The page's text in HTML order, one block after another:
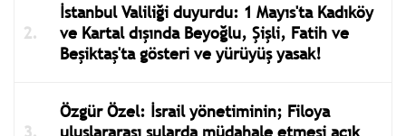
İstanbul Valiliği duyurdu: 1 Mayıs'ta Kadıköy
ve Kartal dışında Beyoğlu, Şişli, Fatih ve
Beşiktaş'ta gösteri ve yürüyüş yasak!
Özgür Özel: İsrail yönetiminin; Filoya
uluslararası sularda müdahale etmesi açık